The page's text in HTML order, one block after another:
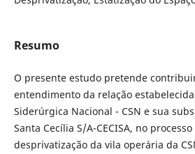
Resumo
O presente estudo pretende
entendimento da relação
Siderúrgica Nacional - CSN e sua
Santa Cecília S/A-CECISA, no
desprivatização da vila operária da